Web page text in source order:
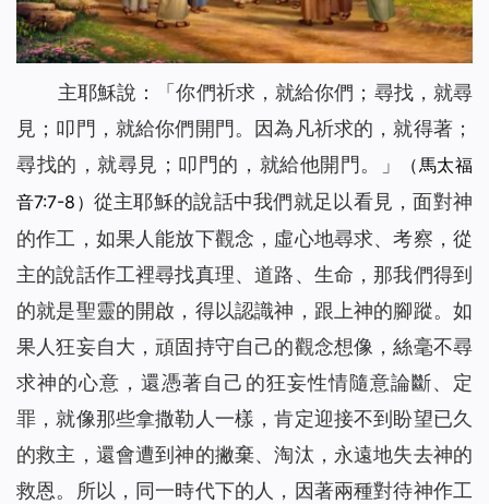
主耶穌說：「你們祈求，就給你們；尋找，就尋
見；叩門，就給你們開門。因為凡祈求的，就得著；
尋找的，就尋見；叩門的，就給他開門。
」
（馬太福
音7:7-8） 從主耶穌的說話中我們就足以看見，面對神
的作工，如果人能放下觀念，虛心地尋求、考察，從
主的說話作工裡尋找真理、道路、生命，那我們得到
的就是聖靈的開啟，得以認識神，跟上神的腳蹤。如
果人狂妄自大，頑固持守自己的觀念想像，絲毫不尋
求神的心意，還憑著自己的狂妄性情隨意論斷、定
罪，就像那些拿撒勒人一樣，肯定迎接不到盼望已久
的救主，還會遭到神的撇棄、淘汰，永遠地失去神的
救恩。所以，同一時代下的人，因著兩種對待神作工